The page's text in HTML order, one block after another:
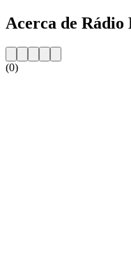
Acerca de Rádio
(0)